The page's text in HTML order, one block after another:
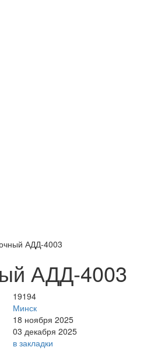
АДД-4003
АДД-4003
19194
Минск
18 ноября 2025
03 декабря 2025
в закладки